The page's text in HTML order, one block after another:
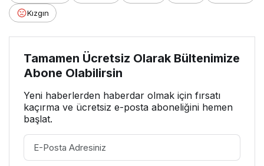
Kızgın
Tamamen Ücretsiz Olarak Bültenimize
Abone Olabilirsin
Yeni haberlerden haberdar olmak için fırsatı
kaçırma ve ücretsiz e-posta aboneliğini hemen
başlat.